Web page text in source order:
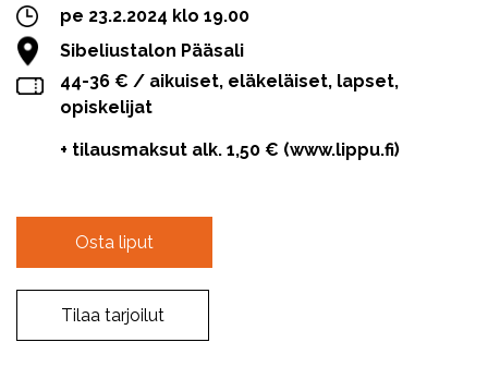
pe 23.2.2024 klo 19.00
Sibeliustalon Pääsali
44-36 € / aikuiset, eläkeläiset, lapset,
opiskelijat
+ tilausmaksut alk. 1,50 € (www.lippu.fi)
Osta liput
Tilaa tarjoilut